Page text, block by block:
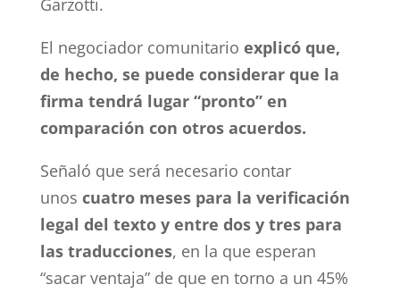
Garzotti.
El negociador comunitario explicó que,
de hecho, se puede considerar que la
firma tendrá lugar “pronto” en
comparación con otros acuerdos.
Señaló que será necesario contar
unos cuatro meses para la verificación
legal del texto y entre dos y tres para
las traducciones, en la que esperan
“sacar ventaja” de que en torno a un 45%